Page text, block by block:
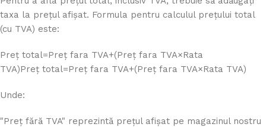
taxa la prețul afișat. Formula pentru calculul prețului total
(cu TVA) este:
Preț total=Preț fara TVA+(Preț fara TVA×Rata
TVA)Preț total=Preț fara TVA+(Preț fara TVA×Rata TVA)
Unde:
"Preț fără TVA" reprezintă prețul afișat pe magazinul nostru